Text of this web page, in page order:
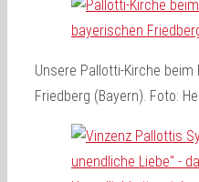
Unsere Pallotti-Kirche
Friedberg (Bayern). Foto: